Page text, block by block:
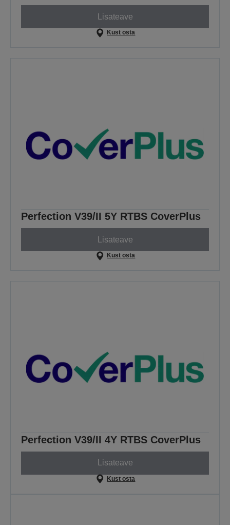
Lisateave
Kust osta
Perfection V39/II 5Y RTBS CoverPlus
Lisateave
Kust osta
Perfection V39/II 4Y RTBS CoverPlus
Lisateave
Kust osta